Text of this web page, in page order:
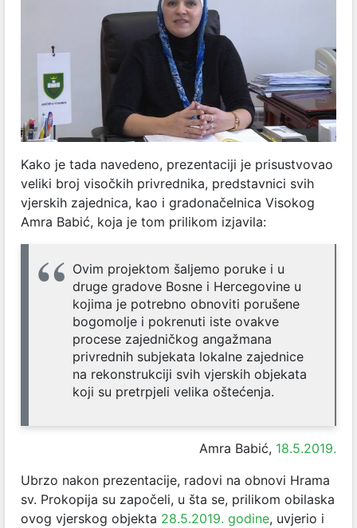
Kako je tada navedeno, prezentaciji je prisustvovao
veliki broj visočkih privrednika, predstavnici svih
vjerskih zajednica, kao i gradonačelnica Visokog
Amra Babić, koja je tom prilikom izjavila:
Ovim projektom šaljemo poruke i u
druge gradove Bosne i Hercegovine u
kojima je potrebno obnoviti porušene
bogomolje i pokrenuti iste ovakve
procese zajedničkog angažmana
privrednih subjekata lokalne zajednice
na rekonstrukciji svih vjerskih objekata
koji su pretrpjeli velika oštećenja.
Amra Babić, 18.5.2019.
Ubrzo nakon prezentacije, radovi na obnovi Hrama
sv. Prokopija su započeli, u šta se, prilikom obilaska
ovog vjerskog objekta 28.5.2019. godine, uvjerio i